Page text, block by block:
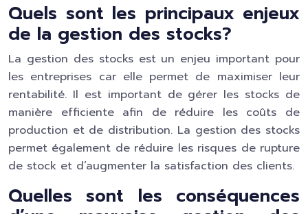
Quels sont les principaux enjeux
de la gestion des stocks?
La gestion des stocks est un enjeu important pour
les entreprises car elle permet de maximiser leur
rentabilité. Il est important de gérer les stocks de
manière efficiente afin de réduire les coûts de
production et de distribution. La gestion des stocks
permet également de réduire les risques de rupture
de stock et d’augmenter la satisfaction des clients.
Quelles sont les conséquences